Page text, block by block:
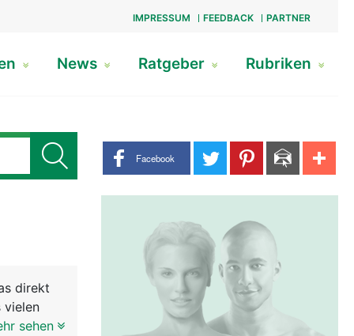
IMPRESSUM FEEDBACK PARTNER
News Ratgeber Rubriken
Share buttons
Facebook
direkt
vielen
gehört,
sehen